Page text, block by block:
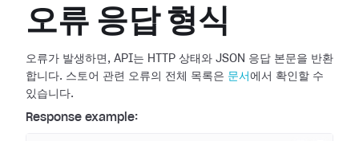
오류 응답 형식
오류가 발생하면, API는 HTTP 상태와 JSON 응답 본문을 반환
합니다. 스토어 관련 오류의 전체 목록은 문서 에서 확인할 수
있습니다.
Response example: